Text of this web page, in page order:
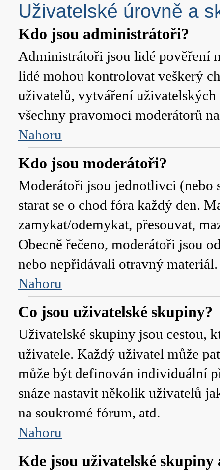
Uživatelské úrovně a
Kdo jsou administrátoři?
Administrátoři jsou lidé pověření
lidé mohou kontrolovat veškerý
uživatelů, vytváření
všechny pravomoci moderátorů
Nahoru
Kdo jsou moderátoři?
Moderátoři jsou jednotlivci (nebo
starat se o chod fóra každý den.
zamykat/odemykat, přesouvat,
Obecně řečeno, moderátoři jsou
nebo nepřidávali otravný materiál.
Nahoru
Co jsou uživatelské skupiny?
Uživatelské skupiny jsou cestou,
uživatele. Každý uživatel může
může být definován individuální
snáze nastavit několik uživatelů
na soukromé fórum, atd.
Nahoru
Kde jsou uživatelské